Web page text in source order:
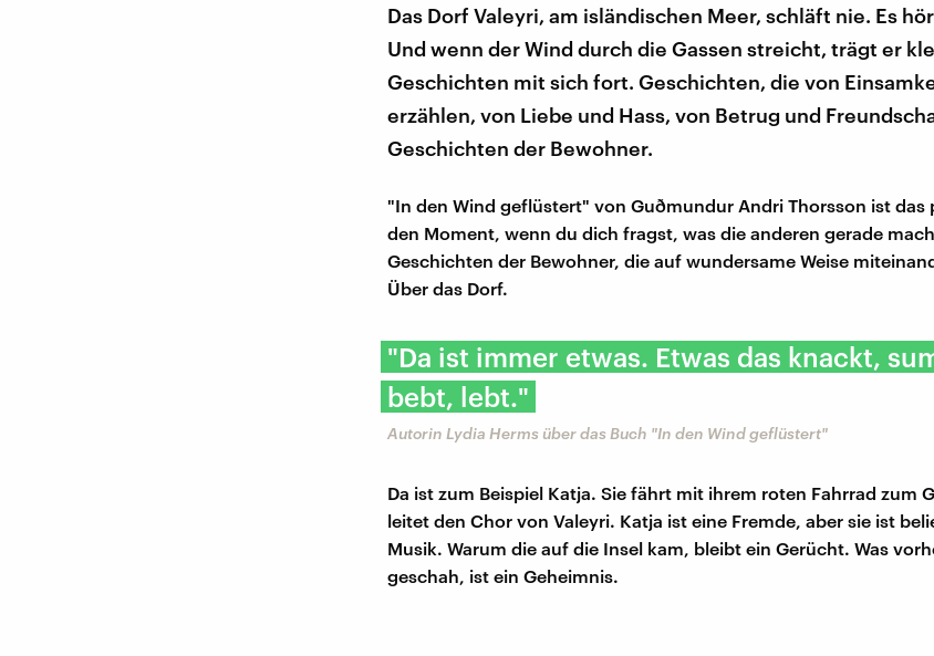
Das Dorf Valeyri, am isländischen Meer, schläft nie. Es
Und wenn der Wind durch die Gassen streicht, trägt er
Geschichten mit sich fort. Geschichten, die von
erzählen, von Liebe und Hass, von Betrug und
Geschichten der Bewohner.
"In den Wind geflüstert" von Guðmundur Andri Thorsson ist das
den Moment, wenn du dich fragst, was die anderen gerade
Geschichten der Bewohner, die auf wundersame Weise
Über das Dorf.
"Da ist immer etwas. Etwas das knackt,
bebt, lebt."
Autorin Lydia Herms über das Buch "In den Wind geflüstert"
Da ist zum Beispiel Katja. Sie fährt mit ihrem roten Fahrrad zum
leitet den Chor von Valeyri. Katja ist eine Fremde, aber sie ist
Musik. Warum die auf die Insel kam, bleibt ein Gerücht. Was
geschah, ist ein Geheimnis.